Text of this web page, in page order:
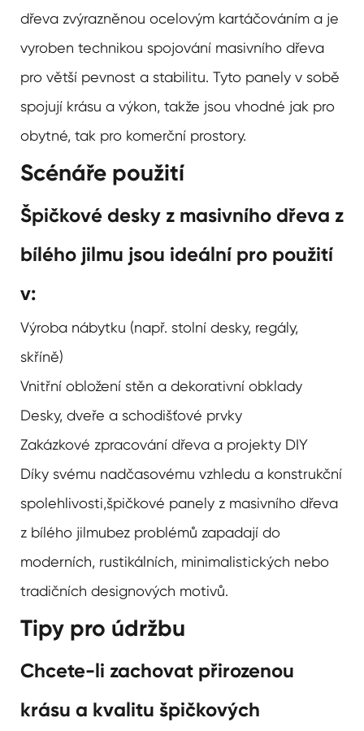
dřeva zvýrazněnou ocelovým kartáčováním a je
vyroben technikou spojování masivního dřeva
pro větší pevnost a stabilitu. Tyto panely v sobě
spojují krásu a výkon, takže jsou vhodné jak pro
obytné, tak pro komerční prostory.
Scénáře použití
Špičkové desky z masivního dřeva z
bílého jilmu jsou ideální pro použití
v:
Výroba nábytku (např. stolní desky, regály,
skříně)
Vnitřní obložení stěn a dekorativní obklady
Desky, dveře a schodišťové prvky
Zakázkové zpracování dřeva a projekty DIY
Díky svému nadčasovému vzhledu a konstrukční
spolehlivosti,špičkové panely z masivního dřeva
z bílého jilmubez problémů zapadají do
moderních, rustikálních, minimalistických nebo
tradičních designových motivů.
Tipy pro údržbu
Chcete-li zachovat přirozenou
krásu a kvalitu špičkových